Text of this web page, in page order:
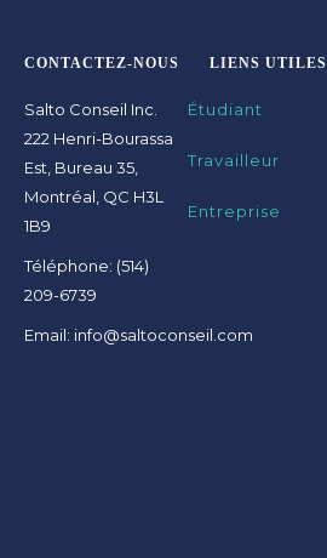
CONTACTEZ-NOUS
Salto Conseil Inc.
222 Henri-Bourassa
Est, Bureau 35,
Montréal, QC H3L
1B9
Téléphone: (514)
209-6739
Email: info@saltoconseil.com
LIENS UTILES
Étudiant
Travailleur
Entreprise